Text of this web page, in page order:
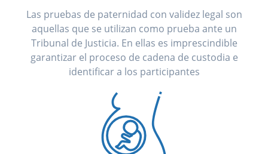
Las pruebas de paternidad con validez legal son
aquellas que se utilizan como prueba ante un
Tribunal de Justicia. En ellas es imprescindible
garantizar el proceso de cadena de custodia e
identificar a los participantes